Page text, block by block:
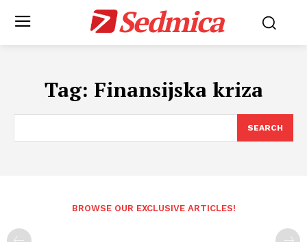
Sedmica
Tag: Finansijska kriza
SEARCH
BROWSE OUR EXCLUSIVE ARTICLES!